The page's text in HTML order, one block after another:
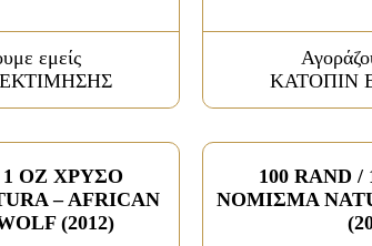
εμείς
ΚΑΤΟΠΙΝ
1 OZ ΧΡΥΣΟ
– AFRICAN
(2012)
100 RAND
ΝΟΜΙΣΜΑ